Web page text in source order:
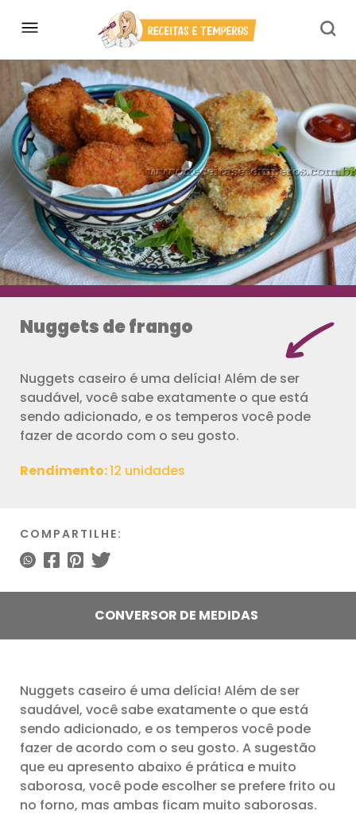
Nuggets de frango
Nuggets caseiro é uma delícia! Além de ser
saudável, você sabe exatamente o que está
sendo adicionado, e os temperos você pode
fazer de acordo com o seu gosto.
Rendimento:12 unidades
COMPARTILHE:
CONVERSOR DE MEDIDAS
Nuggets caseiro é uma delícia! Além de ser
saudável, você sabe exatamente o que está
sendo adicionado, e os temperos você pode
fazer de acordo com o seu gosto. A sugestão
que eu apresento abaixo é prática e muito
saborosa, você pode escolher se prefere frito ou
no forno, mas ambas ficam muito saborosas.